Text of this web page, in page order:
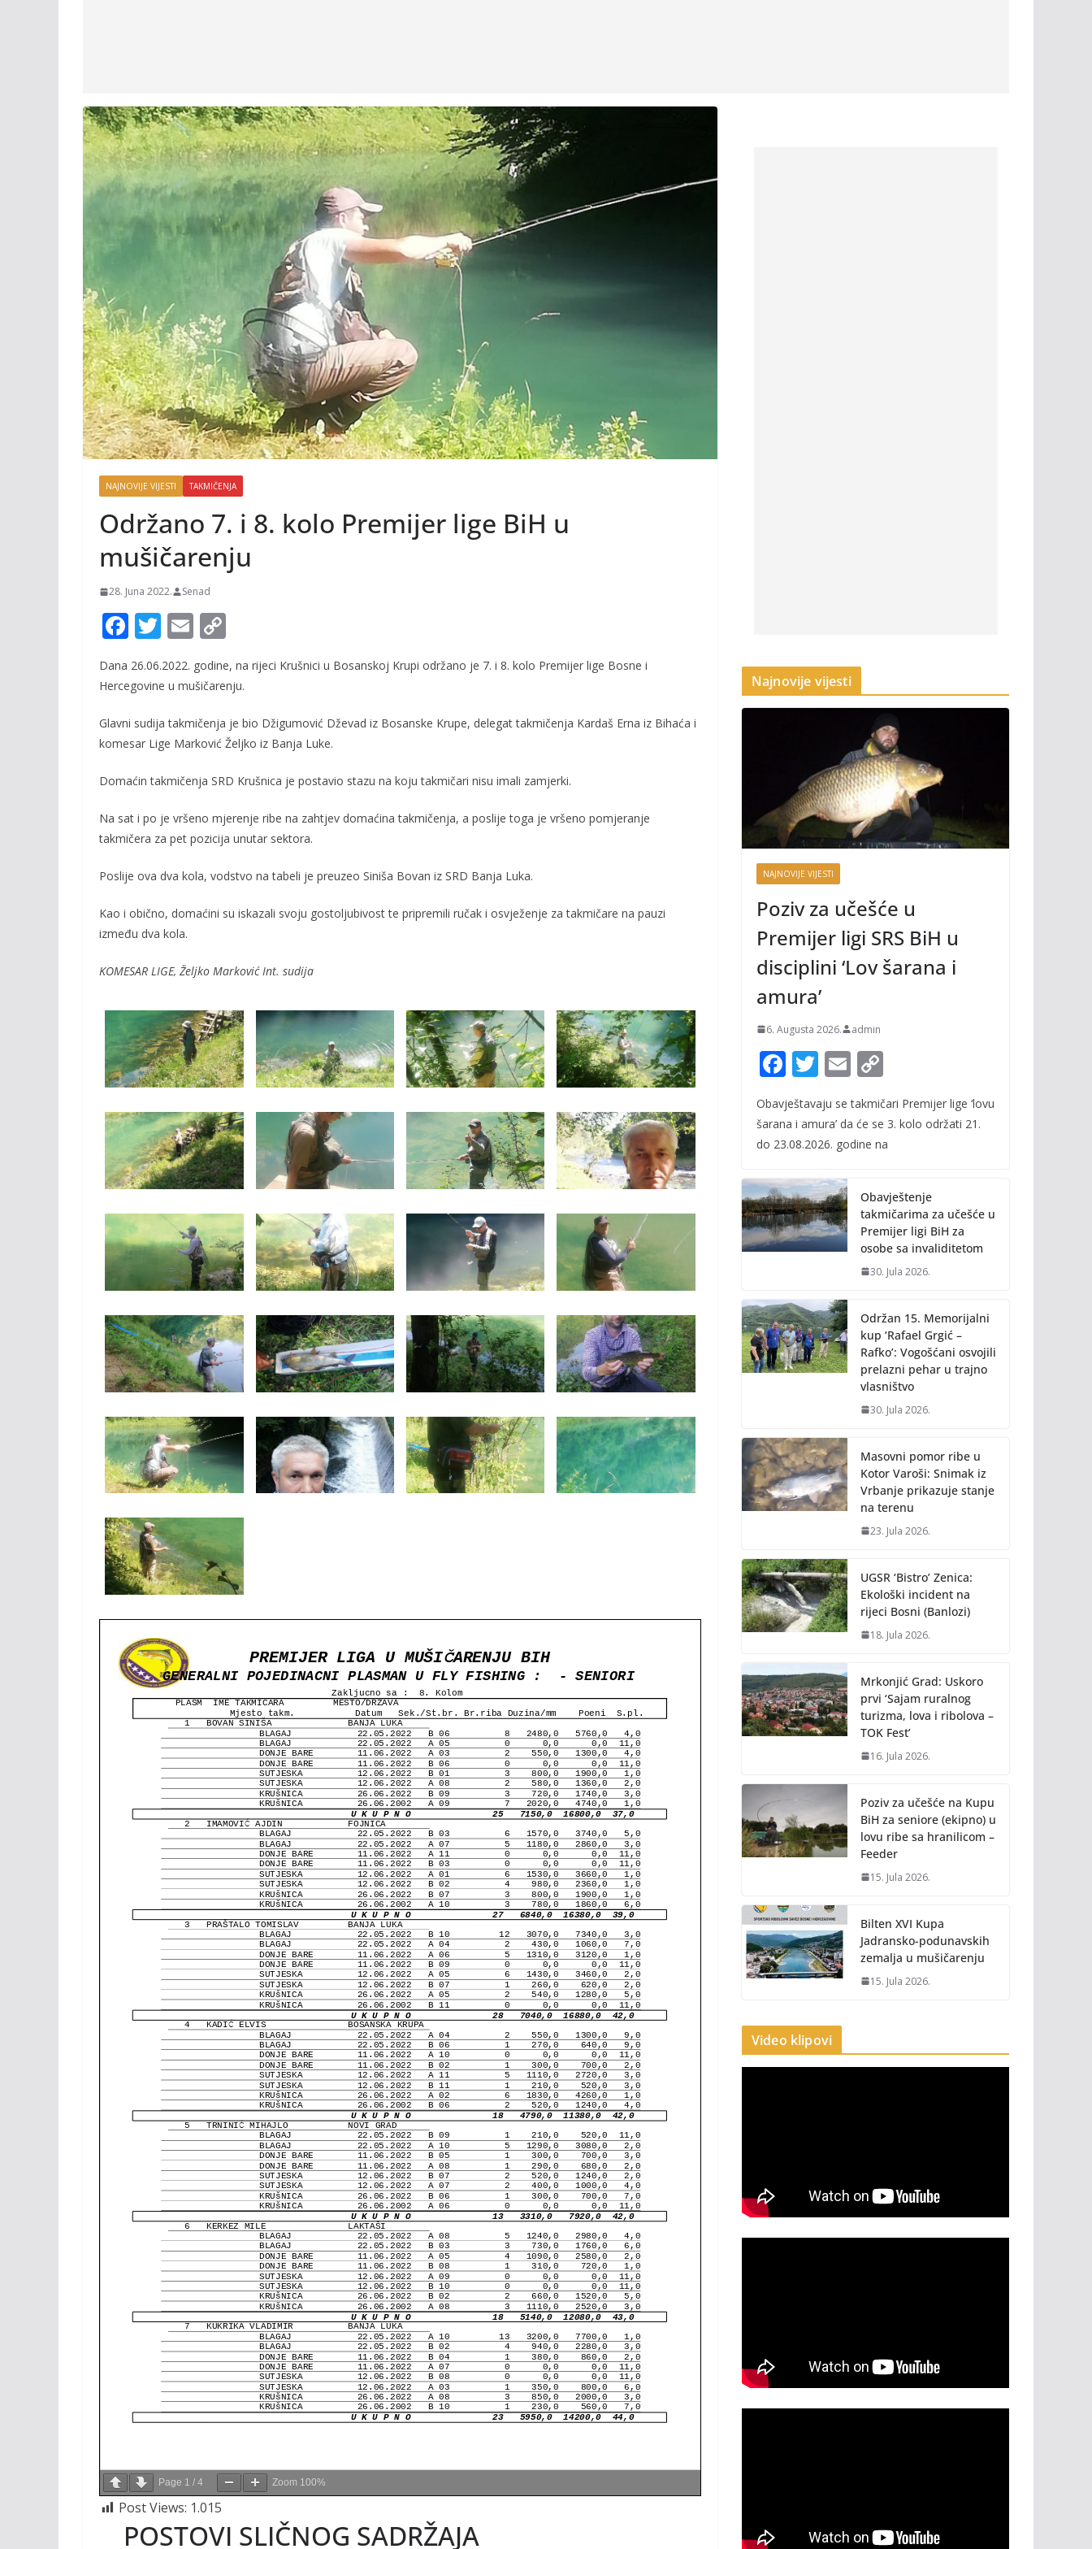
NAJNOVIJE VIJESTI TAKMIČENJA
Održano 7. i 8. kolo Premijer lige BiH u
mušičarenju
28. Juna 2022. Senad
F
e
b
o
o
k
T
itt
E
m
ai p
y
Li
n
k
Dana 26.06.2022. godine, na rijeci Krušnici u Bosanskoj Krupi održano je 7. i 8. kolo Premijer lige Bosne i
Hercegovine u mušičarenju.
Glavni sudija takmičenja je bio Džigumović Dževad iz Bosanske Krupe, delegat takmičenja Kardaš Erna iz Bihaća i
komesar Lige Marković Željko iz Banja Luke.
Domaćin takmičenja SRD Krušnica je postavio stazu na koju takmičari nisu imali zamjerki.
Na sat i po je vršeno mjerenje ribe na zahtjev domaćina takmičenja, a poslije toga je vršeno pomjeranje
takmičera za pet pozicija unutar sektora.
Poslije ova dva kola, vodstvo na tabeli je preuzeo Siniša Bovan iz SRD Banja Luka.
Kao i obično, domaćini su iskazali svoju gostoljubivost te pripremili ručak i osvježenje za takmičare na pauzi
između dva kola.
KOMESAR LIGE, Željko Marković Int. sudija
Page 1 / 4 Zoom 100%
Post Views: 1.015
POSTOVI SLIČNOG SADRŽAJA
Najnovije vijesti
NAJNOVIJE VIJESTI
Poziv za učešće u
Premijer ligi SRS BiH u
disciplini ‘Lov šarana i
amura’
6. Augusta 2026. admin
F
ac
e
b
o
k
T
itt
er
E
m
ai
l
o
p
y
n
k
Obavještavaju se takmičari Premijer lige ‘lovu
šarana i amura’ da će se 3. kolo održati 21.
do 23.08.2026. godine na
Obavještenje
takmičarima za učešće u
Premijer ligi BiH za
osobe sa invaliditetom
30. Jula 2026.
Održan 15. Memorijalni
kup ‘Rafael Grgić –
Rafko’: Vogošćani osvojili
prelazni pehar u trajno
vlasništvo
30. Jula 2026.
Masovni pomor ribe u
Kotor Varoši: Snimak iz
Vrbanje prikazuje stanje
na terenu
23. Jula 2026.
UGSR ‘Bistro’ Zenica:
Ekološki incident na
rijeci Bosni (Banlozi)
18. Jula 2026.
Mrkonjić Grad: Uskoro
prvi ‘Sajam ruralnog
turizma, lova i ribolova –
TOK Fest’
16. Jula 2026.
Poziv za učešće na Kupu
BiH za seniore (ekipno) u
lovu ribe sa hranilicom –
Feeder
15. Jula 2026.
Bilten XVI Kupa
Jadransko-podunavskih
zemalja u mušičarenju
15. Jula 2026.
Video klipovi